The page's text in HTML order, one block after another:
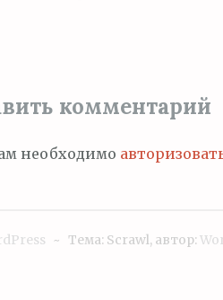
комментарий
необходимо
~ Тема: Scrawl, автор: